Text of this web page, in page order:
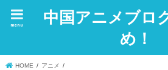
中国アニメブロ
め！
menu
HOME
アニメ